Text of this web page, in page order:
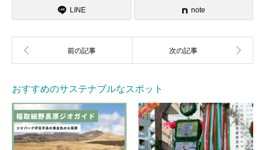
LINE note
おすすめのサステナブルなスポット